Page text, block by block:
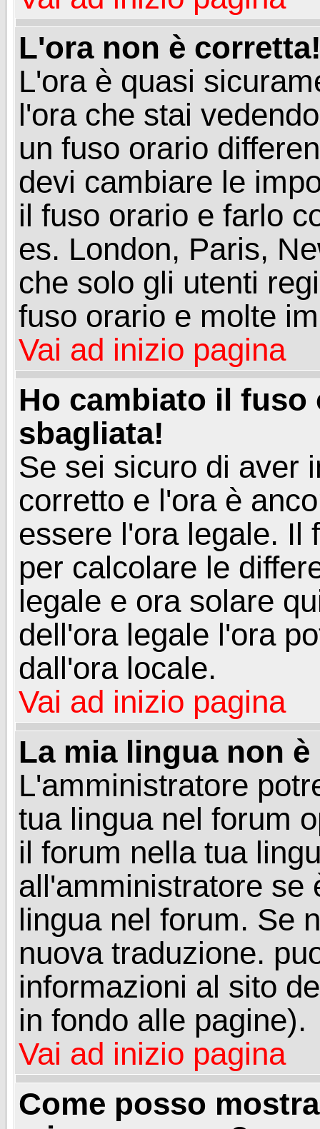
L'ora non è
L'ora è quasi
l'ora che stai
un fuso orario
devi cambiare le
il fuso orario e farlo
es. London, Paris,
che solo gli utenti
fuso orario e molte
Vai ad inizio pagina
Ho cambiato il fuso
sbagliata!
Se sei sicuro di aver
corretto e l'ora è
essere l'ora legale. Il
per calcolare le
legale e ora solare
dell'ora legale l'ora
dall'ora locale.
Vai ad inizio pagina
La mia lingua non
L'amministratore
tua lingua nel forum
il forum nella tua
all'amministratore se
lingua nel forum. Se
nuova traduzione.
informazioni al sito
in fondo alle pagine).
Vai ad inizio pagina
Come posso